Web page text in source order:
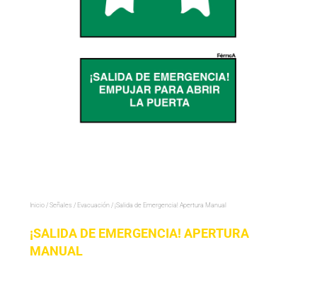
Inicio / Señales / Evacuación / ¡Salida de Emergencia! Apertura Manual
¡SALIDA DE EMERGENCIA! APERTURA
MANUAL